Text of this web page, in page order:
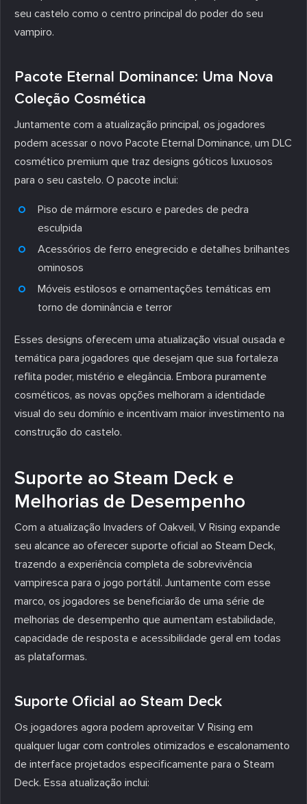
seu castelo como o centro principal do poder do seu
vampiro.
Pacote Eternal Dominance: Uma Nova
Coleção Cosmética
Juntamente com a atualização principal, os jogadores
podem acessar o novo Pacote Eternal Dominance, um DLC
cosmético premium que traz designs góticos luxuosos
para o seu castelo. O pacote inclui:
Piso de mármore escuro e paredes de pedra
esculpida
Acessórios de ferro enegrecido e detalhes brilhantes
ominosos
Móveis estilosos e ornamentações temáticas em
torno de dominância e terror
Esses designs oferecem uma atualização visual ousada e
temática para jogadores que desejam que sua fortaleza
reflita poder, mistério e elegância. Embora puramente
cosméticos, as novas opções melhoram a identidade
visual do seu domínio e incentivam maior investimento na
construção do castelo.
Suporte ao Steam Deck e
Melhorias de Desempenho
Com a atualização Invaders of Oakveil, V Rising expande
seu alcance ao oferecer suporte oficial ao Steam Deck,
trazendo a experiência completa de sobrevivência
vampiresca para o jogo portátil. Juntamente com esse
marco, os jogadores se beneficiarão de uma série de
melhorias de desempenho que aumentam estabilidade,
capacidade de resposta e acessibilidade geral em todas
as plataformas.
Suporte Oficial ao Steam Deck
Os jogadores agora podem aproveitar V Rising em
qualquer lugar com controles otimizados e escalonamento
de interface projetados especificamente para o Steam
Deck. Essa atualização inclui: